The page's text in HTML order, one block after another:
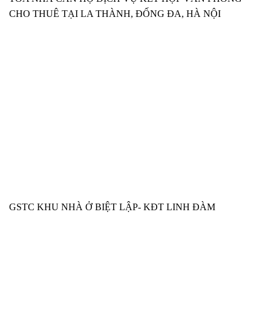
CHO THUÊ TẠI LA THÀNH, ĐỐNG ĐA, HÀ NỘI
GSTC KHU NHÀ Ở BIỆT LẬP- KĐT LINH ĐÀM